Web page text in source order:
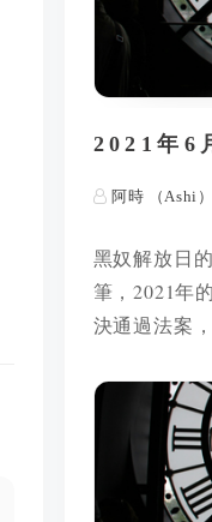
2021年6
阿時 （Ashi）
黑奴解放日
筆，2021年
決通過法案